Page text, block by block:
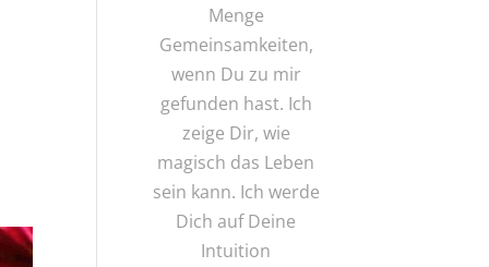
Menge
Gemeinsamkeiten,
wenn Du zu mir
gefunden hast. Ich
zeige Dir, wie
magisch das Leben
sein kann. Ich werde
Dich auf Deine
Intuition